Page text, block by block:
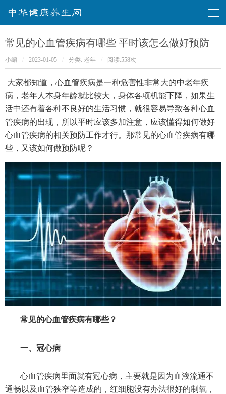
华健康养生网
常见的心血管疾病有哪些 平时该怎么做好预防
小编 2023-01-05 分类: 老年 阅读:558次
大家都知道，心血管疾病是一种危害性非常大的中老年疾
病，老年人本身年龄就比较大，身体各项机能下降，如果生
活中还有着各种不良好的生活习惯，就很容易导致各种心血
管疾病的出现，所以平时应该多加注意，应该懂得如何做好
心血管疾病的相关预防工作才行。那常见的心血管疾病有哪
些，又该如何做预防呢？
常见的心血管疾病有哪些？
一、冠心病
心血管疾病里面就有冠心病，主要就是因为血液流通不
通畅以及血管狭窄等造成的，红细胞没有办法很好的制氧，